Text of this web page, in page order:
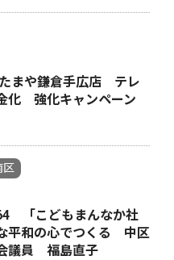
まや鎌倉手広店 テレ
化 強化キャンペーン
区
「こどもまんなか社
平和の心でつくる 中区
議員 福島直子